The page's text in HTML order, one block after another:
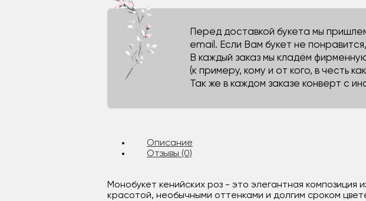
Перед доставкой букета мы
email. Если Вам букет не
В каждый заказ мы кладём
(к примеру, кому и от кого, в честь
Так же в каждом заказе конверт с
Описание
Отзывы (0)
Монобукет кенийских роз - это элегантная композиция
красотой, необычными оттенками и долгим сроком